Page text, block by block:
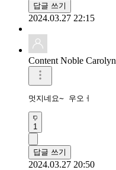
답글 쓰기
2024.03.27 22:15
Content Noble Carolyn
멋지네요~ 우오ㅓ
1
답글 쓰기
2024.03.27 20:50